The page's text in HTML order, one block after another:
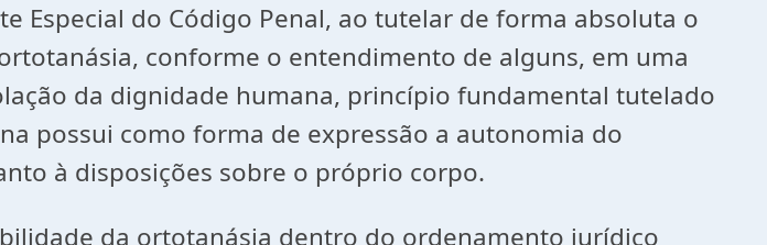
Especial do Código Penal, ao tutelar de forma absoluta o
conforme o entendimento de alguns, em uma
da dignidade humana, princípio fundamental tutelado
possui como forma de expressão a autonomia do
à disposições sobre o próprio corpo.
da ortotanásia dentro do ordenamento jurídico